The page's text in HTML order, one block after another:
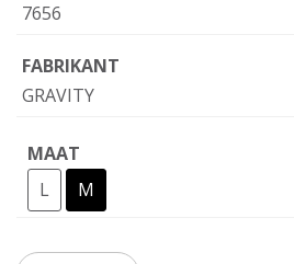
7656
FABRIKANT
GRAVITY
MAAT
L
M